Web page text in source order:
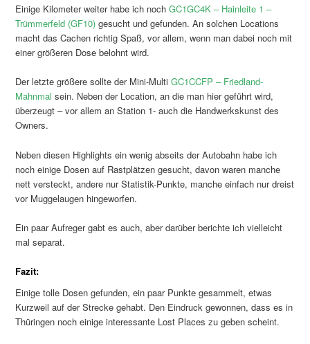
Einige Kilometer weiter habe ich nochGC1GC4K – Hainleite 1 –
Trümmerfeld (GF10) gesucht und gefunden. An solchen Locations
macht das Cachen richtig Spaß, vor allem, wenn man dabei noch mit
einer größeren Dose belohnt wird.
Der letzte größere sollte der Mini-MultiGC1CCFP – Friedland-
Mahnmal sein. Neben der Location, an die man hier geführt wird,
überzeugt – vor allem an Station 1- auch die Handwerkskunst des
Owners.
Neben diesen Highlights ein wenig abseits der Autobahn habe ich
noch einige Dosen auf Rastplätzen gesucht, davon waren manche
nett versteckt, andere nur Statistik-Punkte, manche einfach nur dreist
vor Muggelaugen hingeworfen.
Ein paar Aufreger gabt es auch, aber darüber berichte ich vielleicht
mal separat.
Fazit:
Einige tolle Dosen gefunden, ein paar Punkte gesammelt, etwas
Kurzweil auf der Strecke gehabt. Den Eindruck gewonnen, dass es in
Thüringen noch einige interessante Lost Places zu geben scheint.